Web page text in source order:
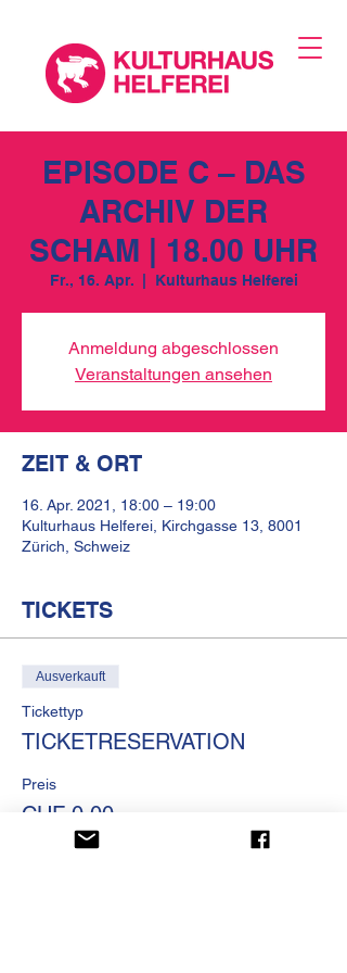
EPISODE C – DAS
ARCHIV DER
SCHAM | 18.00 UHR
Fr., 16. Apr.
  |
Kulturhaus Helferei
Anmeldung abgeschlossen
Veranstaltungen ansehen
ZEIT & ORT
16. Apr. 2021, 18:00 – 19:00
Kulturhaus Helferei, Kirchgasse 13, 8001
Zürich, Schweiz
TICKETS
Ausverkauft
Tickettyp
TICKETRESERVATION
Preis
CHF 0.00